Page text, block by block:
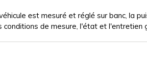
est mesuré et réglé sur banc, la
conditions de mesure, l'état et l'entretien